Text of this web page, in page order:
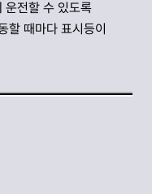
운전할 수 있도록
할 때마다 표시등이